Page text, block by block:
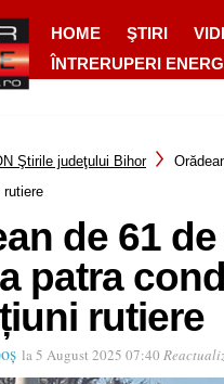
HOME ŞTIRI
ÎNTRERUPERI
Ştirile judeţului Bihor
rutiere
de 61
patra
rutiere
la 5 August 2025 07:40